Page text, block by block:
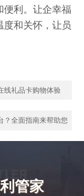
便利。让企幸福
和关怀，让员
线礼品卡购物体验
？全面指南来帮助您
管家